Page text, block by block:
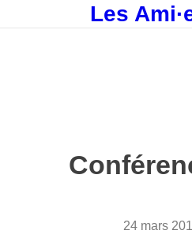
Les
24 mars